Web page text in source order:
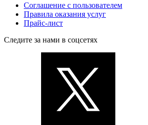
Соглашение с пользователем
Правила оказания услуг
Прайс-лист
Следите за нами в соцсетях